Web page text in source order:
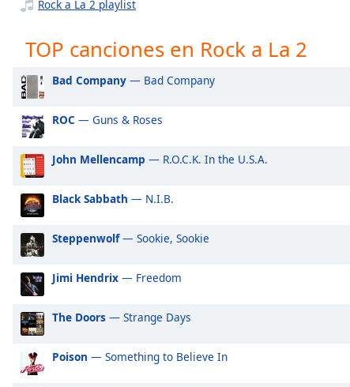
subtitles
settings,
opens
settings
subtitles
off
selected
Track
Picture-
in-
Picture
Fullscreen
This
Rock a La 2 playlist
TOP canciones en Rock a La 2
Bad Company — Bad Company
ROC — Guns & Roses
John Mellencamp — R.O.C.K. In the U.S.A.
Black Sabbath — N.I.B.
Steppenwolf— Sookie, Sookie
Jimi Hendrix — Freedom
The Doors — Strange Days
Poison — Something to Believe In